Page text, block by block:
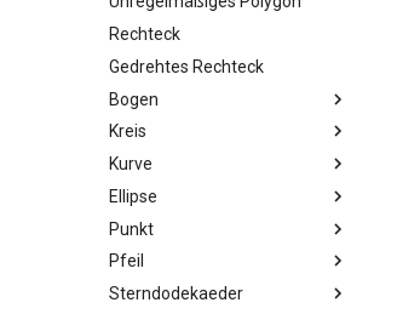
Rechteck
Gedrehtes Rechteck
Bogen
Kreis
Kurve
Ellipse
Punkt
Pfeil
Sterndodekaeder